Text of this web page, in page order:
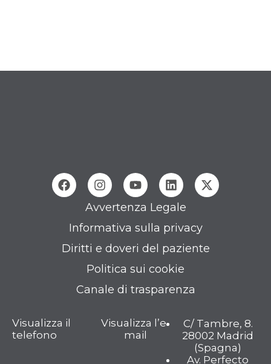
Avvertenza Legale
Informativa sulla privacy
Diritti e doveri del paziente
Politica sui cookie
Canale di trasparenza
Visualizza il
telefono
Visualizza l’e-
mail
C/ Tambre, 8.
28002 Madrid
(Spagna)
Av. Perfecto